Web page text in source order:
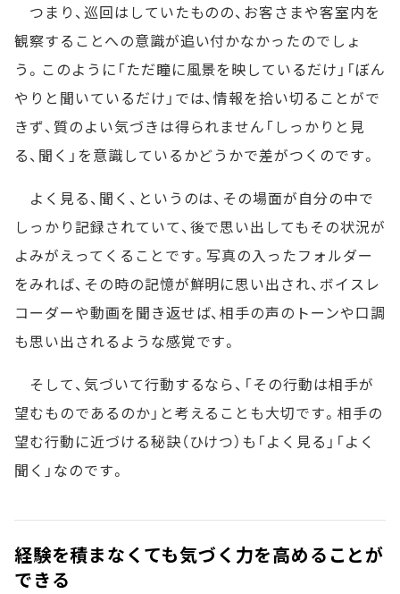
つまり、巡回はしていたものの、お客さまや客室内を
観察することへの意識が追い付かなかったのでしょ
う。このように「ただ瞳に風景を映しているだけ」「ぼん
やりと聞いているだけ」では、情報を拾い切ることがで
きず、質のよい気づきは得られません「しっかりと見
る、聞く」を意識しているかどうかで差がつくのです。
よく見る、聞く、というのは、その場面が自分の中で
しっかり記録されていて、後で思い出してもその状況が
よみがえってくることです。写真の入ったフォルダー
をみれば、その時の記憶が鮮明に思い出され、ボイスレ
コーダーや動画を聞き返せば、相手の声のトーンや口調
も思い出されるような感覚です。
そして、気づいて行動するなら、「その行動は相手が
望むものであるのか」と考えることも大切です。相手の
望む行動に近づける秘訣（ひけつ）も「よく見る」「よく
聞く」なのです。
経験を積まなくても気づく力を高めることが
できる